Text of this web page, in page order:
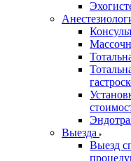
Выезда
Выезд